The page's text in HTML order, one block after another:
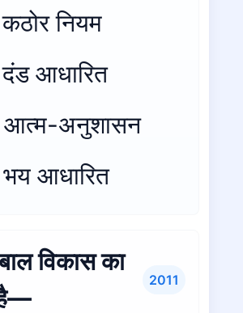
नियम
आधारित
आत्म-अनुशासन
आधारित
विकास का
2011